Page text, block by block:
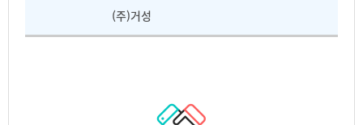
(주)거성